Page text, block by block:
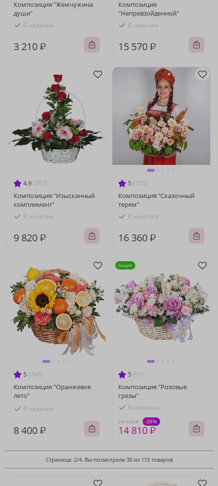
Композиция "Жемчужина
души"
В наличии
3 210 ₽
Композиция
"Непревзойденной"
В наличии
15 570 ₽
4.9 (257)
Композиция "Изысканный
комплимент"
В наличии
9 820 ₽
5 (700)
Композиция "Сказочный
терем"
В наличии
16 360 ₽
5 (760)
Композиция "Оранжевое
лето"
В наличии
8 400 ₽
5 (91)
Композиция "Розовые
грезы"
В наличии
19 750 ₽ -25%
14 810 ₽
Акция
Страница: 2/4. Вы посмотрели 30 из 115 товаров